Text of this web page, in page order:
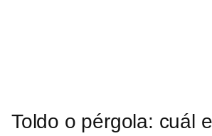
Toldo o pérgola: cuál